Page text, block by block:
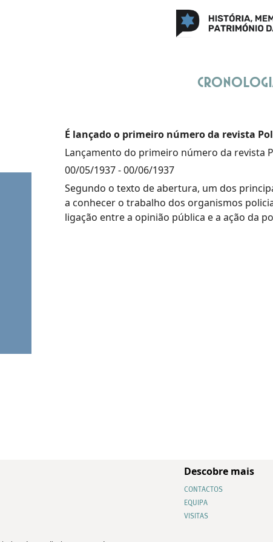
É lançado o primeiro número da revista
Lançamento do primeiro número da revista
00/05/1937-00/06/1937
Segundo o texto de abertura, um dos
a conhecer o trabalho dos organismos
ligação entre a opinião pública e a ação da
Descobre mais
CONTACTOS
EQUIPA
VISITAS